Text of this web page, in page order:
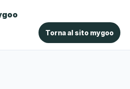
Torna al sito mygoo